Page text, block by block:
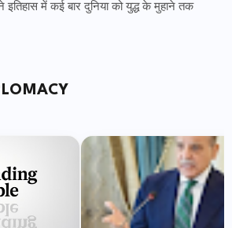
में कई बार दुनिया को युद्ध के मुहाने तक